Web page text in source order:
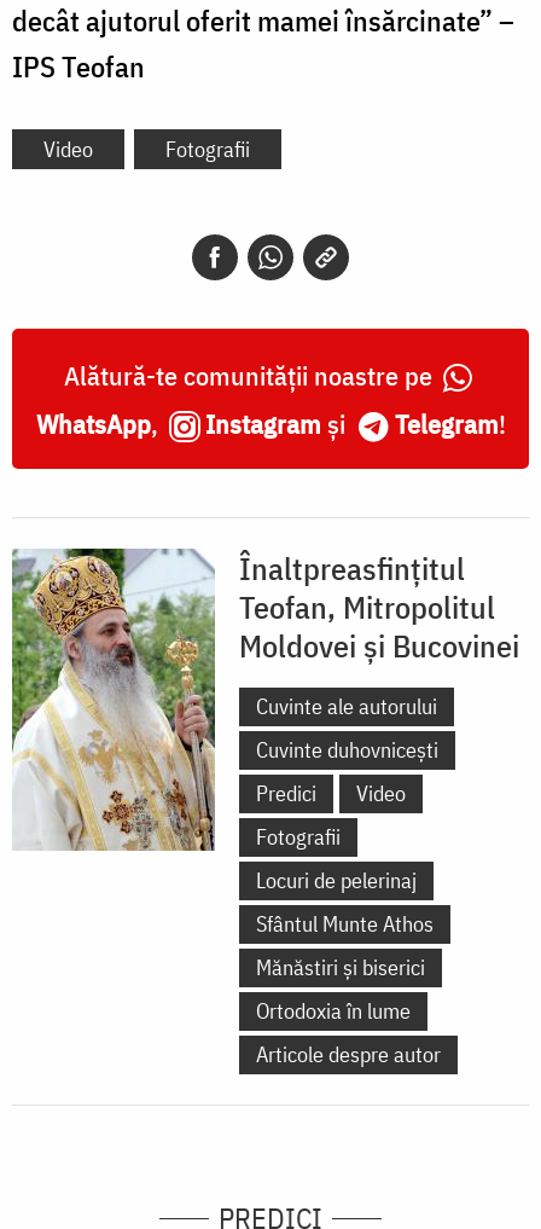
decât ajutorul oferit mamei însărcinate” –
IPS Teofan
Video Fotografii
Alătură-te comunității noastre pe
WhatsApp, Instagram și Telegram!
Înaltpreasfințitul
Teofan, Mitropolitul
Moldovei și Bucovinei
Cuvinte ale autorului
Cuvinte duhovnicești
Predici
Video
Fotografii
Locuri de pelerinaj
Sfântul Munte Athos
Mănăstiri și biserici
Ortodoxia în lume
Articole despre autor
PREDICI